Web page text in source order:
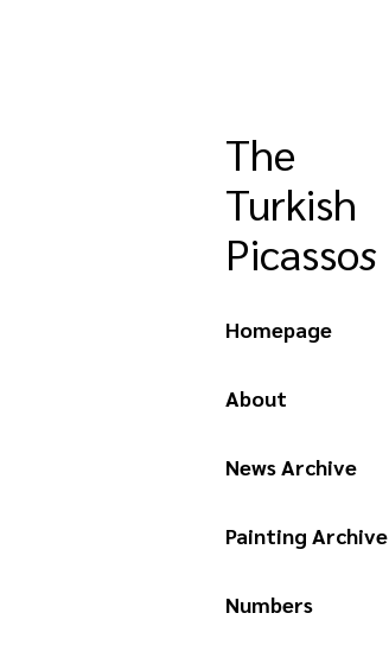
Homepage
About
News Archive
Painting Archive
Numbers
The
Turkish
Picassos